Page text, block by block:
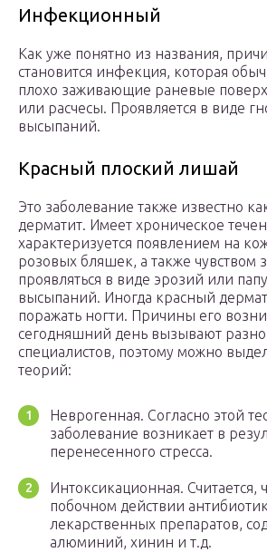
Инфекционный
Как уже понятно из названия,
становится инфекция, которая
плохо заживающие раневые
или расчесы. Проявляется в виде
высыпаний.
Красный плоский лишай
Это заболевание также известно
дерматит. Имеет хроническое
характеризуется появлением на
розовых бляшек, а также чувством
проявляться в виде эрозий или
высыпаний. Иногда красный
поражать ногти. Причины его
сегодняшний день вызывают
специалистов, поэтому можно
теорий:
Неврогенная. Согласно этой
заболевание возникает в
перенесенного стресса.
Интоксикационная. Считается,
побочном действии
лекарственных препаратов,
алюминий, хинин и т.д.